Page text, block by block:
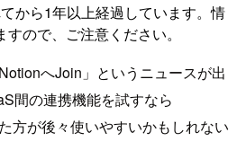
から1年以上経過しています。情
ので、ご注意ください。
へJoin」というニュースが出
間の連携機能を試すなら
方が後々使いやすいかもしれない